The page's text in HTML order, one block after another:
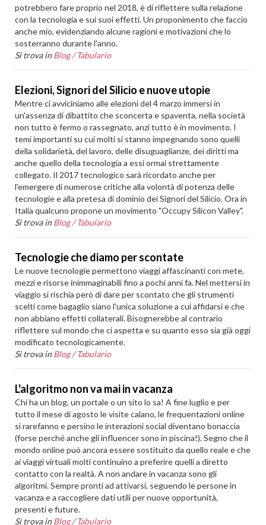
potrebbero fare proprio nel 2018, è di riflettere sulla relazione
con la tecnologia e sui suoi effetti. Un proponimento che faccio
anche mio, evidenziando alcune ragioni e motivazioni che lo
sosterranno durante l'anno.
Si trova in Blog /Tabulario
Elezioni, Signori del Silicio e nuove utopie
Mentre ci avviciniamo alle elezioni del 4 marzo immersi in
un'assenza di dibattito che sconcerta e spaventa, nella società
non tutto è fermo o rassegnato, anzi tutto è in movimento. I
temi importanti su cui molti si stanno impegnando sono quelli
della solidarietà, del lavoro, delle disuguaglianze, dei diritti ma
anche quello della tecnologia a essi ormai strettamente
collegato. Il 2017 tecnologico sarà ricordato anche per
l'emergere di numerose critiche alla volontà di potenza delle
tecnologie e alla pretesa di dominio dei Signori del Silicio. Ora in
Italia qualcuno propone un movimento "Occupy Silicon Valley".
Si trova in Blog /Tabulario
Tecnologie che diamo per scontate
Le nuove tecnologie permettono viaggi affascinanti con mete,
mezzi e risorse inimmaginabili fino a pochi anni fa. Nel mettersi in
viaggio si rischia però di dare per scontato che gli strumenti
scelti come bagaglio siano l'unica soluzione a cui affidarsi e che
non abbiano effetti collaterali. Bisognerebbe al contrario
riflettere sul mondo che ci aspetta e su quanto esso sia già oggi
modificato tecnologicamente.
Si trova in Blog /Tabulario
L'algoritmo non va mai in vacanza
Chi ha un blog, un portale o un sito lo sa! A fine luglio e per
tutto il mese di agosto le visite calano, le frequentazioni online
si rarefanno e persino le interazioni social diventano bonaccia
(forse perché anche gli influencer sono in piscina!). Segno che il
mondo online può ancora essere sostituito da quello reale e che
ai viaggi virtuali molti continuino a preferire quelli a diretto
contatto con la realtà. A non andare in vacanza sono gli
algoritmi. Sempre pronti ad attivarsi, seguendo le persone in
vacanza e a raccogliere dati utili per nuove opportunità,
presenti e future.
Si trova in Blog /Tabulario